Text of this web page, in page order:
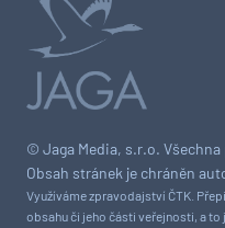
© Jaga Media, s.r.o. Všechna
Obsah stránek je chráněn
Využíváme zpravodajství ČTK.
obsahu či jeho části veřejnosti, a